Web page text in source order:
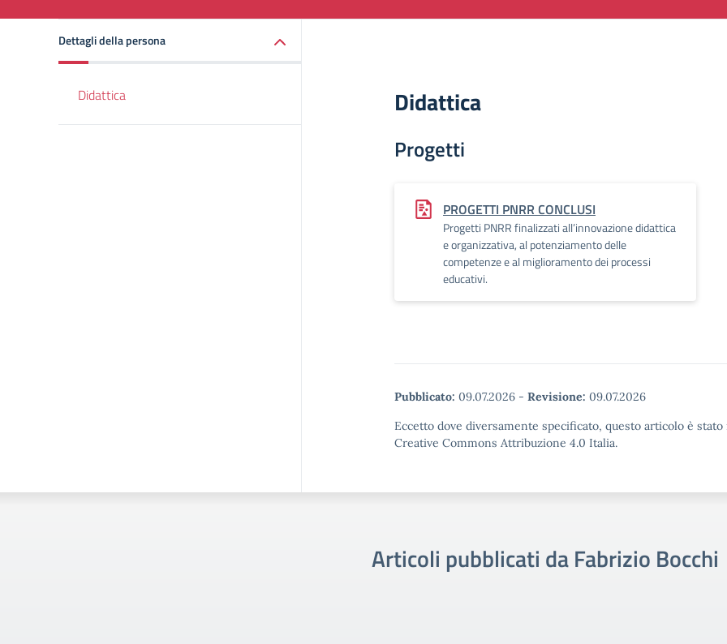
Dettagli della persona
Didattica Didattica
Progetti
PROGETTI PNRR CONCLUSI
Progetti PNRR finalizzati all’innovazione didattica
e organizzativa, al potenziamento delle
competenze e al miglioramento dei processi
educativi.
Pubblicato: 09.07.2026 - Revisione: 09.07.2026
Eccetto dove diversamente specificato, questo articolo è
Creative Commons Attribuzione 4.0 Italia.
Articoli pubblicati da Fabrizio Bocchi